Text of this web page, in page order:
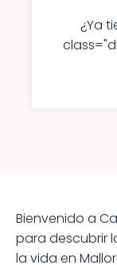
¿Ya
Bienvenido a
para descubrir
la vida en